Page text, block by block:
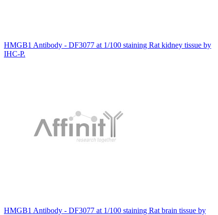
HMGB1 Antibody - DF3077 at 1/100 staining Rat kidney tissue by
IHC-P.
HMGB1 Antibody - DF3077 at 1/100 staining Rat brain tissue by